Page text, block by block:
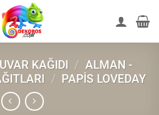
KAĞIDI / ALMAN -
/ PAPIS LOVEDAY